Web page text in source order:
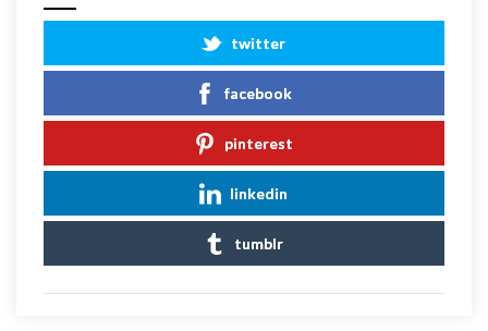
twitter
facebook
pinterest
linkedin
tumblr